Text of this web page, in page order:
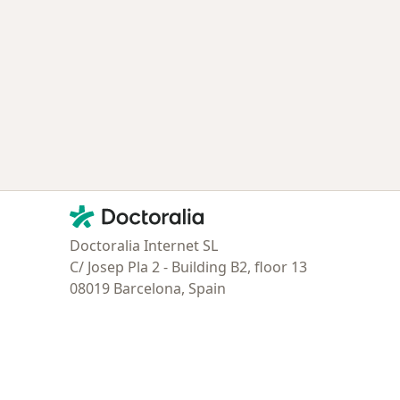
Contacto
Doctoralia - Página de inicio
Doctoralia Internet SL
C/ Josep Pla 2 - Building B2, floor 13
08019 Barcelona, Spain